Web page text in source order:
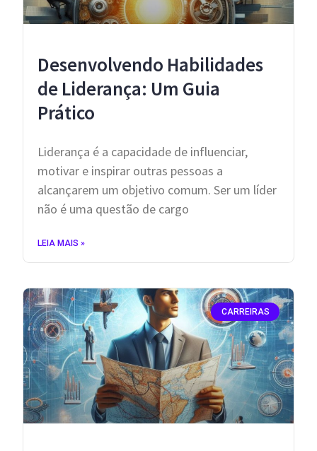
Desenvolvendo Habilidades
de Liderança: Um Guia
Prático
Liderança é a capacidade de influenciar,
motivar e inspirar outras pessoas a
alcançarem um objetivo comum. Ser um líder
não é uma questão de cargo
LEIA MAIS »
CARREIRAS